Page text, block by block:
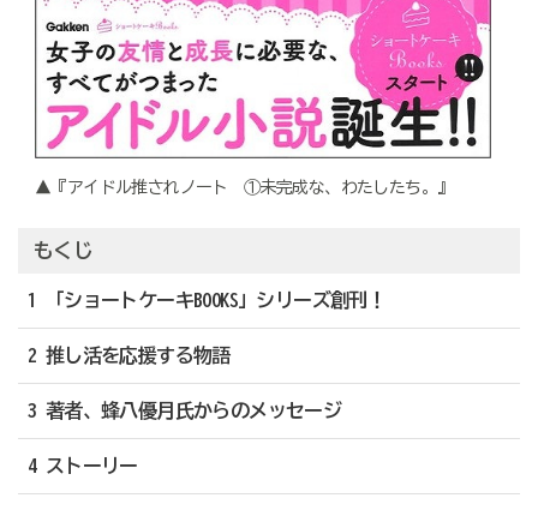
▲『アイドル推されノート ①未完成な、わたしたち。』
もくじ
1 「ショートケーキBOOKS」シリーズ創刊！
2 推し活を応援する物語
3 著者、蜂八優月氏からのメッセージ
4 ストーリー